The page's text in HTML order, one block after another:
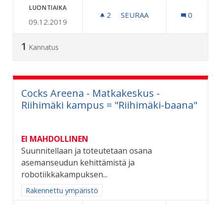
LUONTIAIKA
09.12.2019
2 2 SEURAAJAA
SEURAA 0
1 Kannatus
Cocks Areena - Matkakeskus -
Riihimäki kampus = "Riihimäki-baana"
EI MAHDOLLINEN
Suunnitellaan ja toteutetaan osana
asemanseudun kehittämistä ja
robotiikkakampuksen...
Rajaa tulokset aihepiirin mukaan: Rakennettu ympäristö
Rakennettu ympäristö